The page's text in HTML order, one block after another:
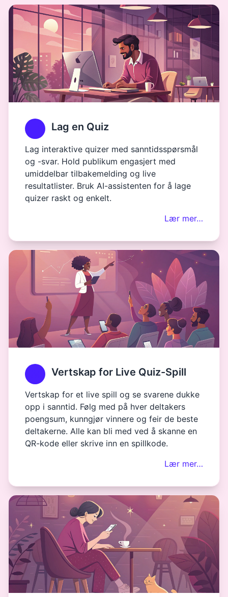
Lag en Quiz
Lag interaktive quizer med sanntidsspørsmål
og -svar. Hold publikum engasjert med
umiddelbar tilbakemelding og live
resultatlister. Bruk AI-assistenten for å lage
quizer raskt og enkelt.
Lær mer…
Vertskap for Live Quiz-Spill
Vertskap for et live spill og se svarene dukke
opp i sanntid. Følg med på hver deltakers
poengsum, kunngjør vinnere og feir de beste
deltakerne. Alle kan bli med ved å skanne en
QR-kode eller skrive inn en spillkode.
Lær mer…